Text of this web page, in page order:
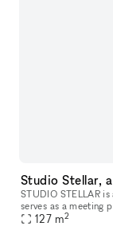
Studio Stellar,
STUDIO STELLAR
serves as a meeting
Berlin and
127 m2